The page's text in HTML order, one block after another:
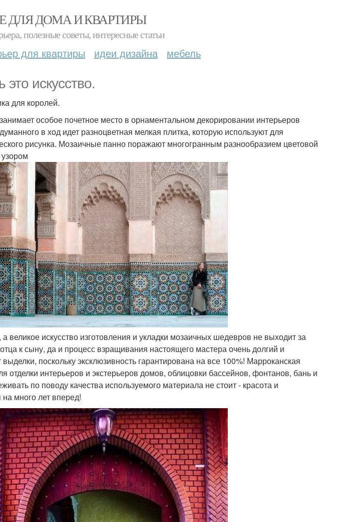
ДЛЯ ДОМА И КВАРТИРЫ
полезные советы, интересные статьи
для квартиры идеи дизайна мебель
искусство.
для королей.
особое почетное место в орнаментальном декорировании интерьеров
в ход идет разноцветная мелкая плитка, которую используют для
рисунка. Мозаичные панно поражают многогранным разнообразием цветовой
великое искусство изготовления и укладки мозаичных шедевров не выходит за
к сыну, да и процесс взращивания настоящего мастера очень долгий и
поскольку эксклюзивность гарантирована на все 100%! Марроканская
отделки интерьеров и экстерьеров домов, облицовки бассейнов, фонтанов, бань и
по поводу качества используемого материала не стоит - красота и
много лет вперед!